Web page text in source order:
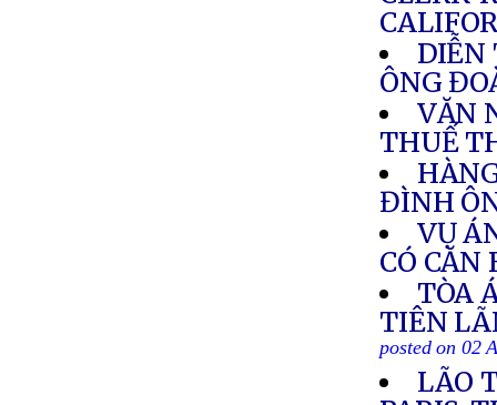
DIỄN
ÔNG
VĂN
THUẾ
ĐÌNH
VỤ
CÓ CĂN
TÒA
TIÊN
posted on 02
LÃO